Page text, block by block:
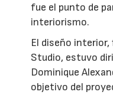
fue el punto de
interiorismo.
El diseño interior,
Studio, estuvo
Dominique
objetivo del